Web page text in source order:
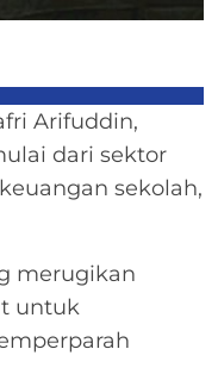
Arifuddin,
dari sektor
sekolah,
merugikan
untuk